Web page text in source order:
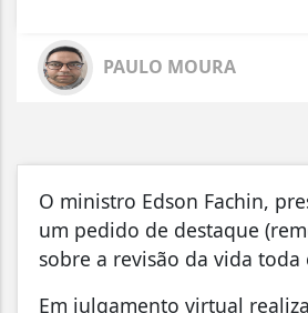
PAULO MOURA
O ministro Edson Fachin,
um pedido de destaque
sobre a revisão da vida
Em julgamento virtual